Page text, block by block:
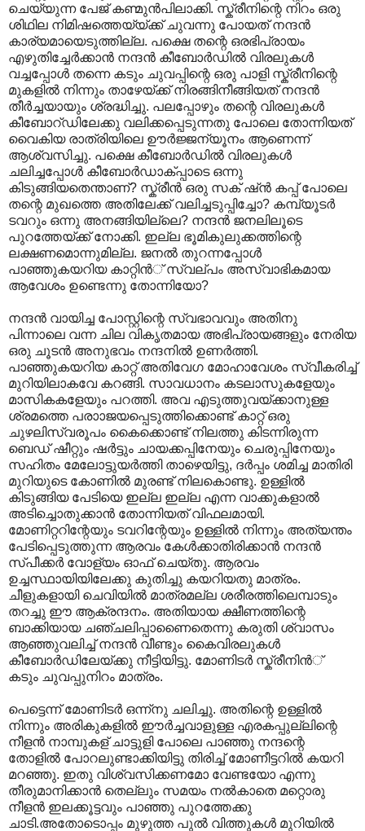
ചെയ്യുന്ന പേജ് കണ്മുന്‍പിലാക്കി. സ്ക്രീനിന്റെ നിറം ഒരു
ശിഥില നിമിഷത്തെയ്യ്ക്ക് ചുവന്നു പോയത് നന്ദന്‍
കാര്യമായെടുത്തില്ല. പക്ഷെ തന്റെ ഒരഭിപ്രായം
എഴുതിച്ചേര്‍ക്കാന്‍ നന്ദന്‍ കീബോര്‍ഡില്‍ വിരലുകള്‍
വച്ചപ്പോള്‍ തന്നെ കടും ചുവപ്പിന്റെ ഒരു പാളി സ്ക്രീനിന്റെ‍
മുകളില്‍ നിന്നും താഴേയ്ക്ക് നിരങ്ങിനീങ്ങിയത് നന്ദന്‍
തീര്‍ച്ചയായും ശ്രദ്ധിച്ചു. പലപ്പോഴും തന്റെ വിരലുകള്‍
കീബോറ്ഡിലേക്കു വലിക്കപ്പെടുന്നതു പോലെ തോന്നിയത്
വൈകിയ രാത്രിയിലെ ഊര്‍ജ്ജന്യൂനം ആണെന്ന്
ആശ്വസിച്ചു. പക്ഷെ കീബോര്‍ഡില്‍ വിരലുകള്‍
ചലിച്ചപ്പോള്‍ കീബോര്‍ഡാക്പ്പാടെ ഒന്നു
കിടുങ്ങിയതെന്താണ്? സ്ക്രീന്‍ ഒരു സക് ഷ്ന്‍ കപ്പ് പോലെ
തന്റെ മുഖത്തെ അതിലേക്ക് വലിച്ചടുപ്പിച്ചോ? കമ്പ്യൂടര്‍
ടവറും ഒന്നു അനങ്ങിയില്ലെ? നന്ദന്‍ ജനലിലൂടെ
പുറത്തേയ്ക്ക് നോക്കി. ഇല്ല ഭൂമികുലുക്കത്തിന്റെ
ലക്ഷണമൊന്നുമില്ല. ജനല്‍ തുറന്നപ്പോള്‍
പാഞ്ഞുകയറിയ കാറ്റിന്‍് സ്വല്പം അസ്വാഭികമായ
ആവേശം ഉണ്ടെന്നു തോന്നിയോ?
നന്ദന്‍ വായിച്ച പോസ്റ്റിന്റെ സ്വഭാവവും അതിനു
പിന്നാലെ വന്ന ചില വികൃതമായ അഭിപ്രായങ്ങളും നേരിയ
ഒരു ചൂടന്‍ അനുഭവം നന്ദനില്‍ ഉണര്‍ത്തി.
പാഞ്ഞുകയറിയ കാറ്റ് അതിവേഗ മോഹാവേശം സ്വീകരിച്ച്
മുറിയിലാകവേ കറങ്ങി. സാവധാനം കടലാസുകളേയും
മാസികകളേയും പറത്തി. അവ എടുത്തുവയ്ക്കാനുള്ള
ശ്രമത്തെ പരാ‍ാജയപ്പെടുത്തിക്കൊണ്ട് കാറ്റ് ഒരു
ചുഴലിസ്വരൂപം കൈക്കൊണ്ട് നിലത്തു കിടന്നിരുന്ന
ബെഡ് ഷീറ്റും ഷര്‍ട്ടും ചായക്കപ്പിനേയും ചെരുപ്പിനേയും
സഹിതം മേലോട്ടുയര്‍ത്തി താഴെയിട്ടു, ദര്‍പ്പം ശമിച്ച മാതിരി
മുറിയുടെ കോണില്‍ മുരണ്ട് നിലകൊണ്ടു. ഉള്ളില്‍
കിടുങ്ങിയ പേടിയെ ഇല്ല ഇല്ല എന്ന വാക്കുകളാല്‍
അടിച്ചൊതുക്കാന്‍ തോന്നിയത് വിഫലമായി.
മോണിറ്ററിന്റേയും ടവറിന്റേയും ഉള്ളില്‍ നിന്നും അത്യന്തം
പേടിപ്പെടുത്തുന്ന ആരവം കേള്‍ക്കാതിരിക്കാന്‍ നന്ദന്‍
സ്പീക്കര്‍ വോള്യം ഓഫ് ചെയ്തു. ആരവം
ഉച്ചസ്ഥായിയിലേക്കു കുതിച്ചു കയറിയതു മാത്രം.
ചീളുകളായി ചെവിയില്‍ മാത്രമല്ല ശരീരത്തിലെമ്പാടും
തറച്ചു ഈ ആക്രന്ദനം. അതിയായ ക്ഷീണത്തിന്റെ
ബാക്കിയായ ചഞ്ചലിപ്പാണൈതെന്നു കരുതി ശ്വാസം
ആഞ്ഞുവലിച്ച് നന്ദന്‍ വീണ്ടും കൈവിരലുകള്‍
കീബോര്‍ഡിലേയ്ക്കു നീട്ടിയിട്ടു. മോണിടര്‍ സ്ക്രീനിന്‍് ‍
കടും ചുവപ്പുനിറം മാത്രം.
പെട്ടെന്ന് മോണിടര്‍ ഒന്ന്നു ചലിച്ചു. അതിന്റെ ഉള്ളില്‍
നിന്നും അരികുകളില്‍ ഈ‍ര്‍ച്ചവാളുള്ള എരകപ്പുല്ലിന്റെ
നീളന്‍ നാമ്പുകള് ‍ചാട്ടുളി പോലെ പാഞ്ഞു നന്ദന്റെ
തോളില്‍‍ പോറലുണ്ടാക്കിയിട്ടു തിരിച്ച് മോണീട്ടറില്‍ കയറി
മറഞ്ഞു. ഇതു വിശ്വസിക്കണമോ വേണ്ടയോ എന്നു
തീരുമാനിക്കാന്‍ തെല്ലും സമയം നല്‍കാതെ മറ്റൊരു
നീളന്‍ ഇലക്കൂട്ടവും പാഞ്ഞു പുറത്തേക്കു
ചാടി.അതോടൊപ്പം മുഴുത്ത പുല്‍ വിത്തുകള്‍ മുറിയില്‍